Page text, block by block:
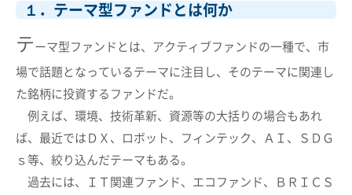
１．テーマ型ファンドとは何か
テ ーマ型ファンドとは、アクティブファンドの一種で、市
場で話題となっているテーマに注目し、そのテーマに関連し
た銘柄に投資するファンドだ。
例えば、環境、技術革新、資源等の大括りの場合もあれ
ば、最近ではＤＸ、ロボット、フィンテック、ＡＩ、ＳＤＧ
ｓ等、絞り込んだテーマもある。
過去には、ＩＴ関連ファンド、エコファンド、ＢＲＩＣＳ